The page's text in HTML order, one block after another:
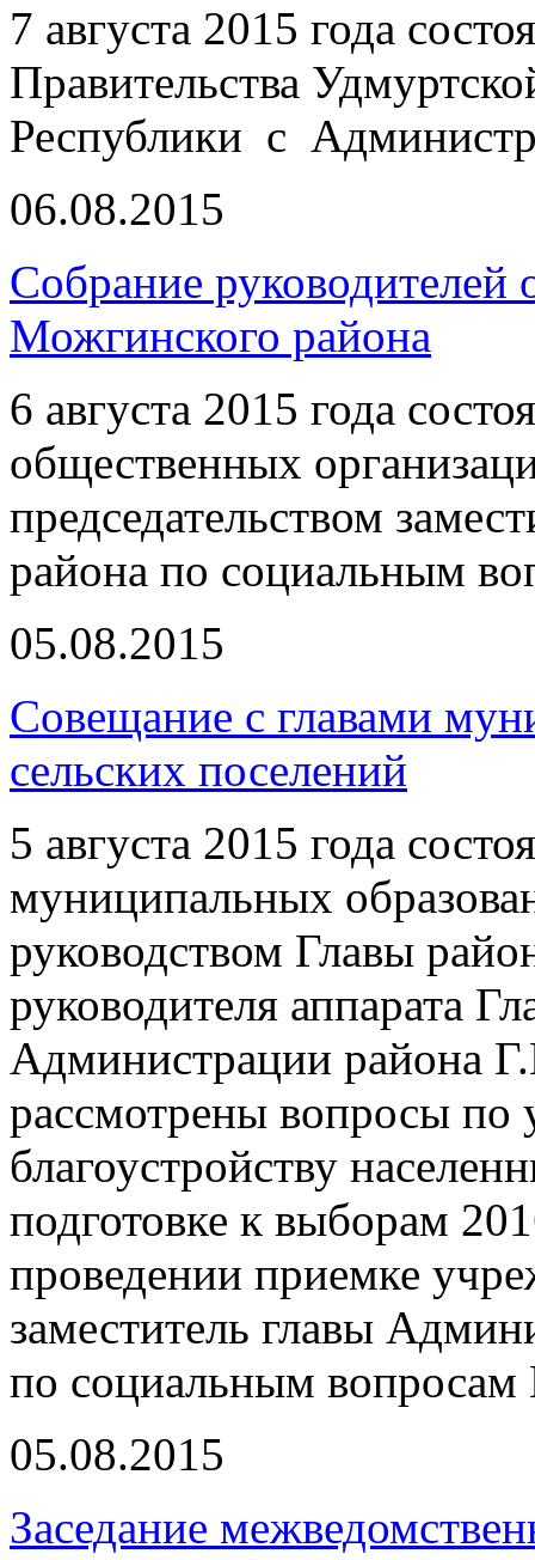
7 августа 2015 года
Правительства
Республики с
06.08.2015
Собрание
Можгинского района
6 августа 2015 года
общественных
председательством
района по социальным
05.08.2015
Совещание с главами
сельских поселений
5 августа 2015 года
муниципальных
руководством Главы
руководителя аппарата
Администрации района
рассмотрены вопросы
благоустройству
подготовке к выборам
проведении приемке
заместитель главы
по социальным
05.08.2015
Заседание